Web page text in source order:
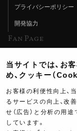
プライバシーポリシー
開発協力
Fan Page
ヨシムラTV
イベント情報
イベントスケジュール
ツーリングブレイクタ
当サイトでは、お
め、クッキー（
お客様の利便性向上、
るサービスの向上、改
せ（広告）と分析の用
しています。